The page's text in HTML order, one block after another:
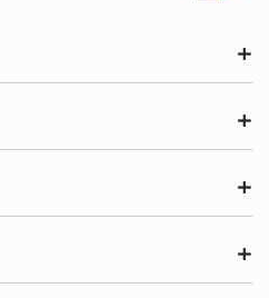
+
+
+
+